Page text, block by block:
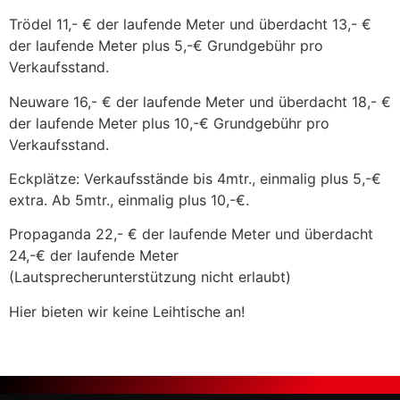
Trödel 11,- € der laufende Meter und überdacht 13,- €
der laufende Meter plus 5,-€ Grundgebühr pro
Verkaufsstand.
Neuware 16,- € der laufende Meter und überdacht 18,- €
der laufende Meter plus 10,-€ Grundgebühr pro
Verkaufsstand.
Eckplätze: Verkaufsstände bis 4mtr., einmalig plus 5,-€
extra. Ab 5mtr., einmalig plus 10,-€.
Propaganda 22,- € der laufende Meter und überdacht
24,-€ der laufende Meter
(Lautsprecherunterstützung nicht erlaubt)
Hier bieten wir keine Leihtische an!